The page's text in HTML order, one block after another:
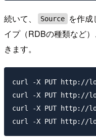
続いて、 Source を作成
イプ（RDBの種類など
きます。
curl -X PUT http://
curl -X PUT http://
curl -X PUT http://